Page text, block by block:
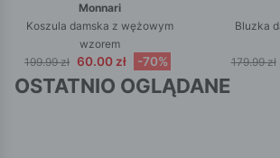
Monnari
Koszula damska z wężowym
wzorem
199.99 zł 60.00 zł -70%
Bluzka
179.99 zł
OSTATNIO OGLĄDANE